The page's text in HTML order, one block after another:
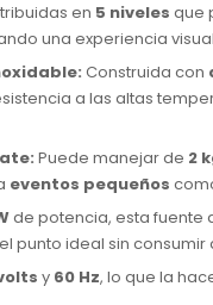
en 5 niveles que
una experiencia
Construida con
a las altas
Puede manejar de 2
eventos pequeños
de potencia, esta fuente
punto ideal sin
y 60 Hz, lo que la